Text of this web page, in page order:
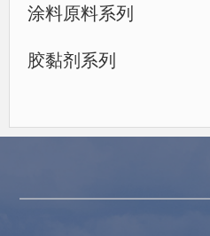
涂料原料系列
胶黏剂系列